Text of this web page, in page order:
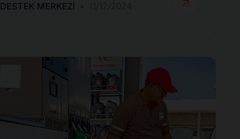
DESTEK MERKEZI